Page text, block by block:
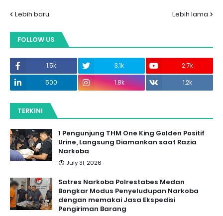
Lebih baru Lebih lama
FOLLOW US
1.5k 3.1k
2.7k
500
1.8k 1.2k
TERKINI
1 Pengunjung THM One King Golden Positif
Urine, Langsung Diamankan saat Razia
Narkoba
July 31, 2026
Satres Narkoba Polrestabes Medan
Bongkar Modus Penyeludupan Narkoba
dengan memakai Jasa Ekspedisi
Pengiriman Barang